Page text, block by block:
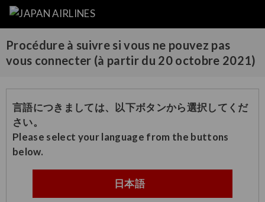
Procédure à suivre si vous ne pouvez pas
vous connecter (à partir du 20 octobre 2021)
言語につきましては、以下ボタンから選択してくだ
さい。
Please select your language from the buttons
below.
日本語